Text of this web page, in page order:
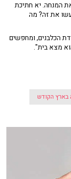
המנחה. יא חתיכת
את זה? מה
הכלבנים, ומחפשים
מצא בית".
בארץ הקודש